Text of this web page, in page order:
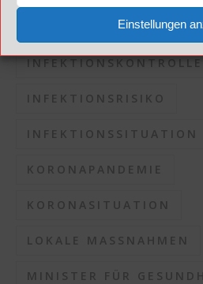
Einstellungen
INFEKTIONSDRUCK
INFEKTIONSKONTROLLE
INFEKTIONSRISIKO
INFEKTIONSSITUATION
KORONAPANDEMIE
KORONASITUATION
LOKALE MASSNAHMEN
MINISTER FÜR